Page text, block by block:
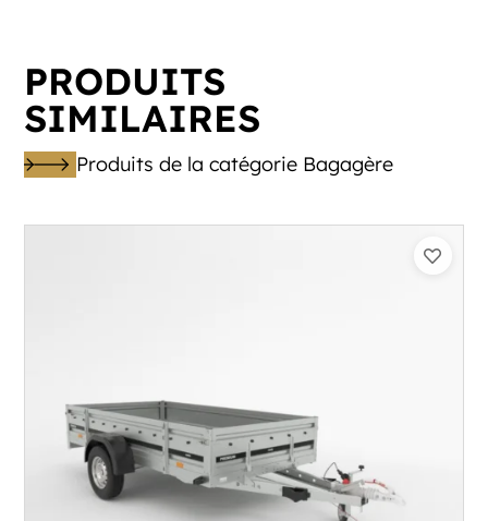
PRODUITS
SIMILAIRES
Produits de la catégorie Bagagère